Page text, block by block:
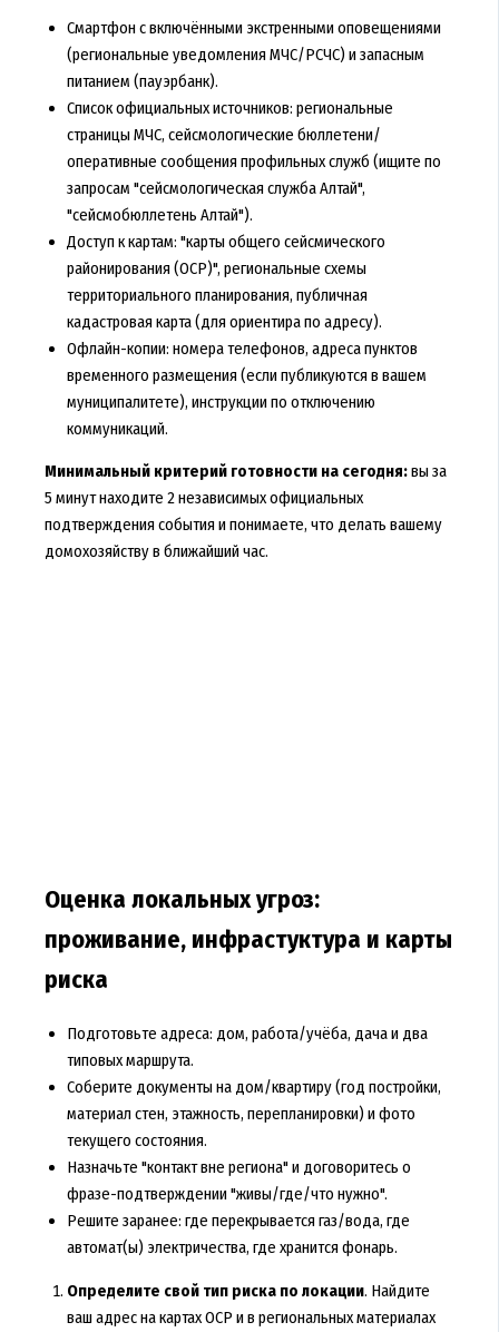
Смартфон с включёнными экстренными оповещениями
(региональные уведомления МЧС/РСЧС) и запасным
питанием (пауэрбанк).
Список официальных источников: региональные
страницы МЧС, сейсмологические бюллетени/
оперативные сообщения профильных служб (ищите по
запросам "сейсмологическая служба Алтай",
"сейсмобюллетень Алтай").
Доступ к картам: "карты общего сейсмического
районирования (ОСР)", региональные схемы
территориального планирования, публичная
кадастровая карта (для ориентира по адресу).
Офлайн-копии: номера телефонов, адреса пунктов
временного размещения (если публикуются в вашем
муниципалитете), инструкции по отключению
коммуникаций.
Минимальный критерий готовности на сегодня:вы за
5 минут находите 2 независимых официальных
подтверждения события и понимаете, что делать вашему
домохозяйству в ближайший час.
Оценка локальных угроз:
проживание, инфрастуктура и карты
риска
Подготовьте адреса: дом, работа/учёба, дача и два
типовых маршрута.
Соберите документы на дом/квартиру (год постройки,
материал стен, этажность, перепланировки) и фото
текущего состояния.
Назначьте "контакт вне региона" и договоритесь о
фразе-подтверждении "живы/где/что нужно".
Решите заранее: где перекрывается газ/вода, где
автомат(ы) электричества, где хранится фонарь.
Определите свой тип риска по локации. Найдите
ваш адрес на картах ОСР и в региональных материалах